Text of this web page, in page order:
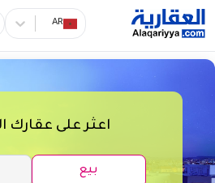
AR
English
Français
Deutsch
Español
اعثر على عقارك
بيع